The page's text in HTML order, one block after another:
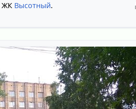
ЖК Высотный.